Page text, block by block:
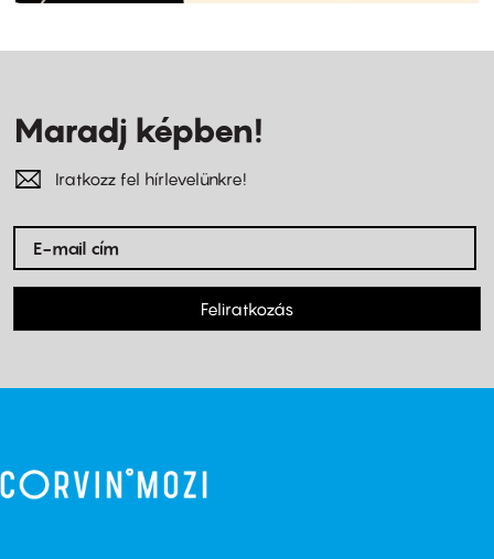
Maradj képben!
Iratkozz fel hírlevelünkre!
Feliratkozás